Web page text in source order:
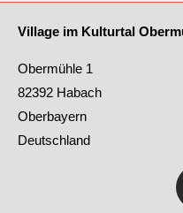
Village im Kulturtal
Obermühle 1
82392 Habach
Oberbayern
Deutschland